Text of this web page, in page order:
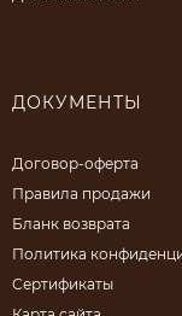
ДОКУМЕНТЫ
Договор-оферта
Правила продажи
Бланк возврата
Политика
Сертификаты